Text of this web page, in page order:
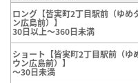
ロング【皆実町2丁目駅前（ゆめ
ン広島前）】
30日以上～360日未満
ショート【皆実町2丁目駅前（ゆ
ウン広島前）】
～30日未満